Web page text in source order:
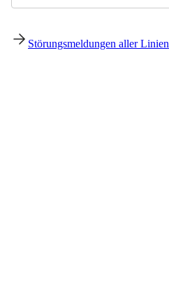
Störungsmeldungen aller Linien